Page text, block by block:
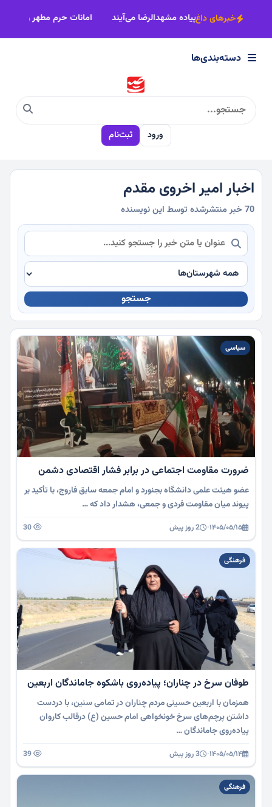
×
دسته‌بندی‌ها
سیاسی
اجتماعی
فرهنگی
ورزشی
چندرسانه
خبرهای داغ
اصناف خراسان رضوی پای‌کار زائران پیاده مشهدالرضا می‌آیند
دسته‌بندی‌ها
ورود ثبت‌نام
اخبار امیر اخروی مقدم
70 خبر منتشرشده توسط این نویسنده
جستجو
سیاسی
ضرورت مقاومت اجتماعی در برابر فشار اقتصادی دشمن
عضو هیئت علمی دانشگاه بجنورد و امام جمعه سابق فاروج، با تأکید بر
پیوند میان مقاومت فردی و جمعی، هشدار داد که …
۱۴۰۵/۰۵/۱۵· 2 روز پیش
فرهنگی
طوفان سرخ در چناران؛ پیاده‌روی باشکوه جاماندگان اربعین
همزمان با اربعین حسینی مردم چناران در تمامی سنین، با دردست
داشتن پرچم‌های سرخ خونخواهی امام حسین (ع) درقالب کاروان
پیاده‌روی جاماندگان …
۱۴۰۵/۰۵/۱۴· 3 روز پیش
فرهنگی